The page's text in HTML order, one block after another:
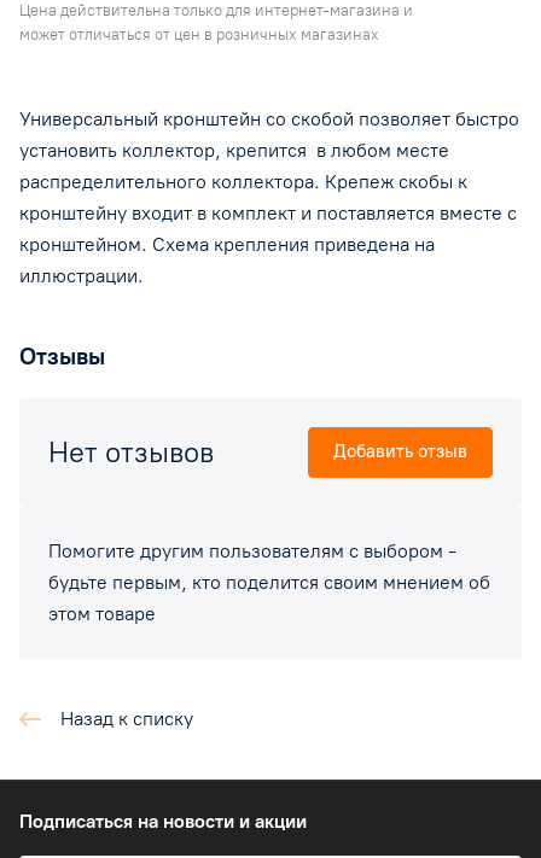
Цена действительна только для интернет-магазина и
может отличаться от цен в розничных магазинах
Универсальный кронштейн со скобой позволяет быстро
установить коллектор, крепится в любом месте
распределительного коллектора. Крепеж скобы к
кронштейну входит в комплект и поставляется вместе с
кронштейном. Схема крепления приведена на
иллюстрации.
Отзывы
Помогите другим пользователям с выбором -
будьте первым, кто поделится своим мнением об
этом товаре
Нет отзывов Добавить отзыв
Назад к списку
Подписаться на новости и акции